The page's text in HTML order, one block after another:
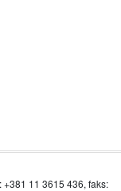
11 3615 436, faks: